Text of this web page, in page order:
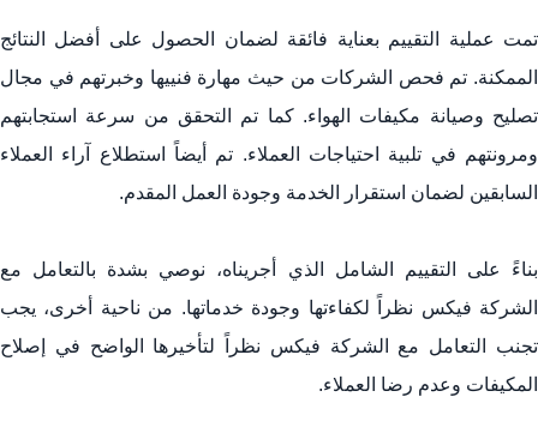
تمت عملية التقييم بعناية فائقة لضمان الحصول على أفضل النتائج
الممكنة. تم فحص الشركات من حيث مهارة فنييها وخبرتهم في مجال
تصليح وصيانة مكيفات الهواء. كما تم التحقق من سرعة استجابتهم
ومرونتهم في تلبية احتياجات العملاء. تم أيضاً استطلاع آراء العملاء
السابقين لضمان استقرار الخدمة وجودة العمل المقدم.
بناءً على التقييم الشامل الذي أجريناه، نوصي بشدة بالتعامل مع
الشركة فيكس نظراً لكفاءتها وجودة خدماتها. من ناحية أخرى، يجب
تجنب التعامل مع الشركة فيكس نظراً لتأخيرها الواضح في إصلاح
المكيفات وعدم رضا العملاء.